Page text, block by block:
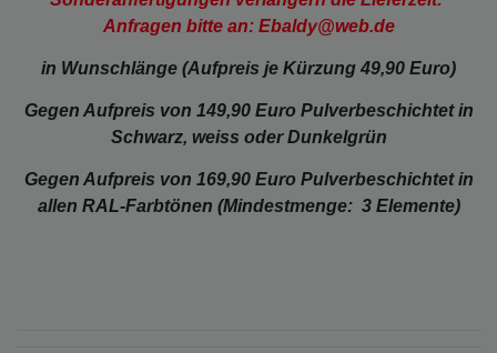
Anfragen bitte an: Ebaldy@web.de
in Wunschlänge (Aufpreis je Kürzung 49,90 Euro)
Gegen Aufpreis von 149,90 Euro Pulverbeschichtet in
Schwarz, weiss oder Dunkelgrün
Gegen Aufpreis von 169,90 Euro Pulverbeschichtet in
allen RAL-Farbtönen (Mindestmenge: 3 Elemente)